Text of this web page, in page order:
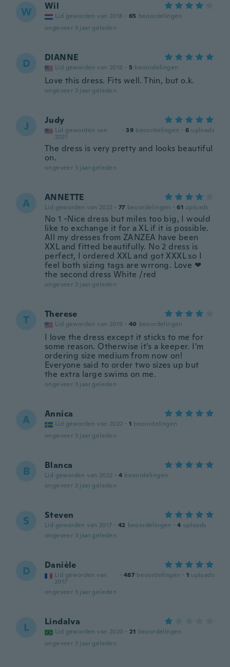
W Wil
Lid geworden van 2018 · 65 beoordelingen
ongeveer 3 jaar geleden
D DIANNE
Lid geworden van 2018 · 5 beoordelingen
Love this dress. Fits well. Thin, but o.k.
ongeveer 3 jaar geleden
J Judy
Lid geworden van
2021
· 39 beoordelingen · 6 uploads
The dress is very pretty and looks beautiful
on.
ongeveer 3 jaar geleden
A ANNETTE
Lid geworden van 2022 · 77 beoordelingen · 61 uploads
No 1 -Nice dress but miles too big, I would
like to exchange it for a XL if it is possible.
All my dresses from ZANZEA have been
XXL and fitted beautifully. No 2 dress is
perfect, I ordered XXL and got XXXL so I
feel both sizing tags are wrrong. Love ❤
the second dress White /red
ongeveer 3 jaar geleden
T Therese
Lid geworden van 2019 · 40 beoordelingen
I love the dress except it sticks to me for
some reason. Otherwise it's a keeper. I'm
ordering size medium from now on!
Everyone said to order two sizes up but
the extra large swims on me.
ongeveer 3 jaar geleden
A Annica
Lid geworden van 2022 · 1 beoordelingen
ongeveer 3 jaar geleden
B Blanca
Lid geworden van 2022 · 4 beoordelingen
ongeveer 3 jaar geleden
S Steven
Lid geworden van 2017 · 42 beoordelingen · 4 uploads
ongeveer 3 jaar geleden
D Danièle
Lid geworden van
2017
· 487 beoordelingen · 1 uploads
ongeveer 3 jaar geleden
L Lindalva
Lid geworden van 2020 · 21 beoordelingen
ongeveer 3 jaar geleden